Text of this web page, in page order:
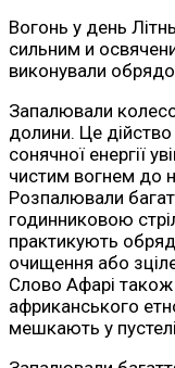
Вогонь у день
сильним и
виконували
Запалювали
долини. Це
сонячної енергії
чистим вогнем до
Розпалювали
годинниковою
практикують
очищення або
Слово Афарі
африканського
мешкають у